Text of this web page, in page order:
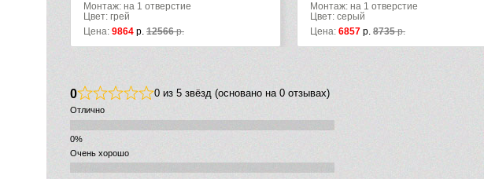
Монтаж: на 1 отверстие
Цвет: серый
Цена: 5159 р. 6572р.
Монтаж: на 1 отверстие
Цвет: грей
Цена: 9864 р. 12566р.
0 0 из 5 звёзд (основано на 0 отзывах)
Отлично
Очень хорошо